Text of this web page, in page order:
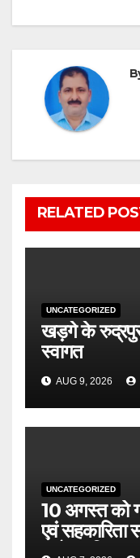
RELATED
UNCATEGORIZED
खड़गे के
स्वागत
AUG 9, 2026
UNCATEGORIZED
10 अगस्त को
एवं सहकारिता
सुबोध उनियाल